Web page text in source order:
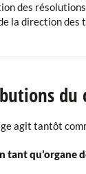
des
la direction des
du
agit tantôt
tant qu’organe